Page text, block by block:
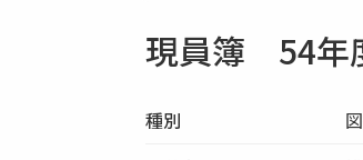
現員簿 54年
種別